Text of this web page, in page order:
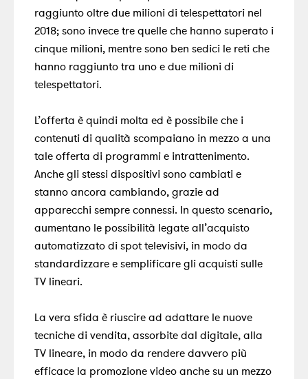
raggiunto oltre due milioni di telespettatori nel
2018; sono invece tre quelle che hanno superato i
cinque milioni, mentre sono ben sedici le reti che
hanno raggiunto tra uno e due milioni di
telespettatori.
L’offerta è quindi molta ed è possibile che i
contenuti di qualità scompaiano in mezzo a una
tale offerta di programmi e intrattenimento.
Anche gli stessi dispositivi sono cambiati e
stanno ancora cambiando, grazie ad
apparecchi sempre connessi. In questo scenario,
aumentano le possibilità legate all’acquisto
automatizzato di spot televisivi, in modo da
standardizzare e semplificare gli acquisti sulle
TV lineari.
La vera sfida è riuscire ad adattare le nuove
tecniche di vendita, assorbite dal digitale, alla
TV lineare, in modo da rendere davvero più
efficace la promozione video anche su un mezzo